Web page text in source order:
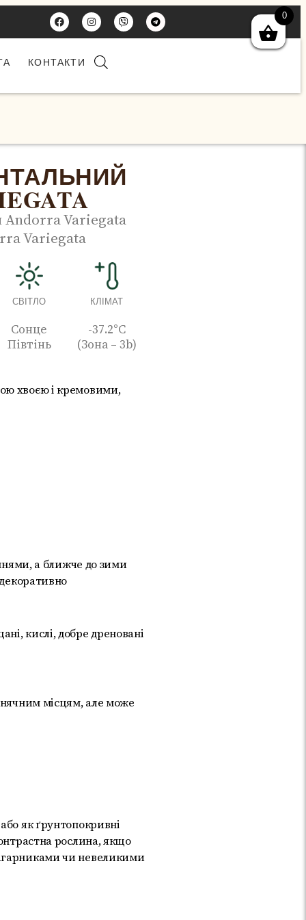
КОНТАКТИ
Variegata
Variegata
СВІТЛО
Сонце
Півтінь
КЛІМАТ
-37.2°C
(Зона – 3b)
хвоєю і кремовими,
а ближче до зими
кислі, добре дреновані
місцям, але може
як ґрунтопокривні
рослина, якщо
чи невеликими
0